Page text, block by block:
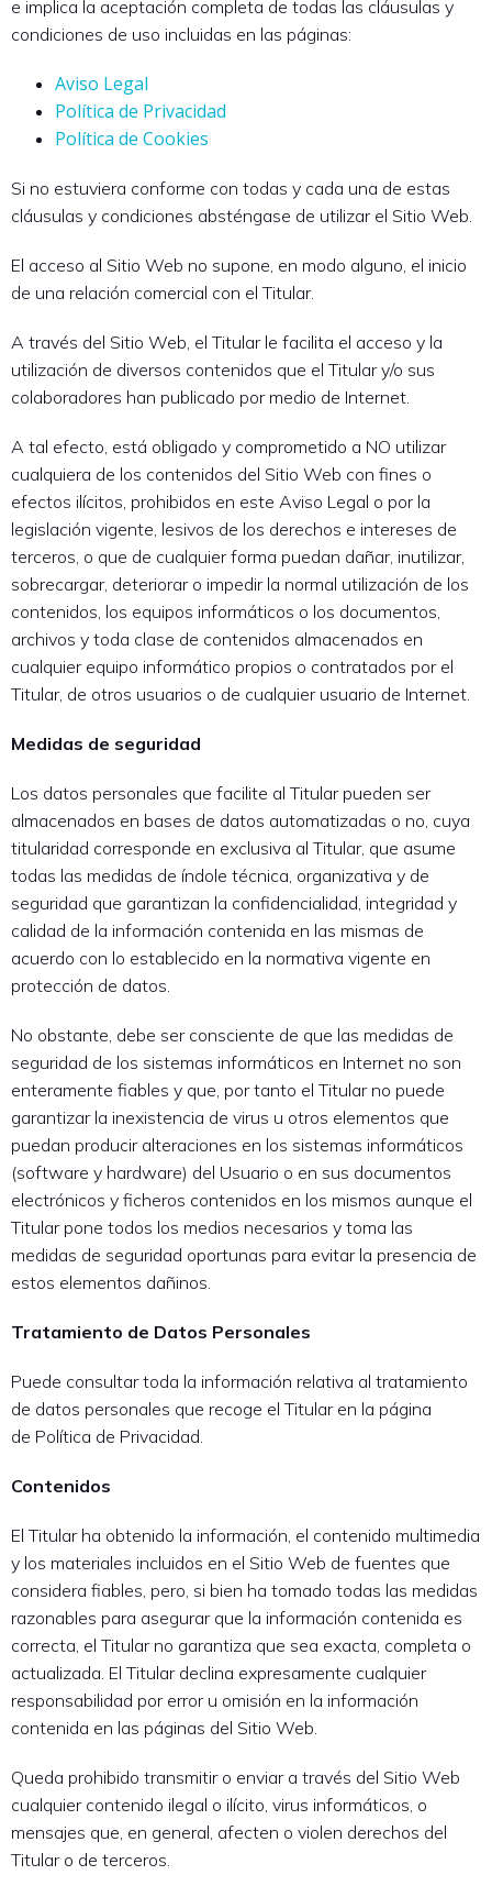
e implica la aceptación completa de todas las cláusulas y
condiciones de uso incluidas en las páginas:
Aviso Legal
Política de Privacidad
Política de Cookies
Si no estuviera conforme con todas y cada una de estas
cláusulas y condiciones absténgase de utilizar el Sitio Web.
El acceso al Sitio Web no supone, en modo alguno, el inicio
de una relación comercial con el Titular.
A través del Sitio Web, el Titular le facilita el acceso y la
utilización de diversos contenidos que el Titular y/o sus
colaboradores han publicado por medio de Internet.
A tal efecto, está obligado y comprometido a NO utilizar
cualquiera de los contenidos del Sitio Web con fines o
efectos ilícitos, prohibidos en este Aviso Legal o por la
legislación vigente, lesivos de los derechos e intereses de
terceros, o que de cualquier forma puedan dañar, inutilizar,
sobrecargar, deteriorar o impedir la normal utilización de los
contenidos, los equipos informáticos o los documentos,
archivos y toda clase de contenidos almacenados en
cualquier equipo informático propios o contratados por el
Titular, de otros usuarios o de cualquier usuario de Internet.
Medidas de seguridad
Los datos personales que facilite al Titular pueden ser
almacenados en bases de datos automatizadas o no, cuya
titularidad corresponde en exclusiva al Titular, que asume
todas las medidas de índole técnica, organizativa y de
seguridad que garantizan la confidencialidad, integridad y
calidad de la información contenida en las mismas de
acuerdo con lo establecido en la normativa vigente en
protección de datos.
No obstante, debe ser consciente de que las medidas de
seguridad de los sistemas informáticos en Internet no son
enteramente fiables y que, por tanto el Titular no puede
garantizar la inexistencia de virus u otros elementos que
puedan producir alteraciones en los sistemas informáticos
(software y hardware) del Usuario o en sus documentos
electrónicos y ficheros contenidos en los mismos aunque el
Titular pone todos los medios necesarios y toma las
medidas de seguridad oportunas para evitar la presencia de
estos elementos dañinos.
Tratamiento de Datos Personales
Puede consultar toda la información relativa al tratamiento
de datos personales que recoge el Titular en la página
de Política de Privacidad.
Contenidos
El Titular ha obtenido la información, el contenido multimedia
y los materiales incluidos en el Sitio Web de fuentes que
considera fiables, pero, si bien ha tomado todas las medidas
razonables para asegurar que la información contenida es
correcta, el Titular no garantiza que sea exacta, completa o
actualizada. El Titular declina expresamente cualquier
responsabilidad por error u omisión en la información
contenida en las páginas del Sitio Web.
Queda prohibido transmitir o enviar a través del Sitio Web
cualquier contenido ilegal o ilícito, virus informáticos, o
mensajes que, en general, afecten o violen derechos del
Titular o de terceros.